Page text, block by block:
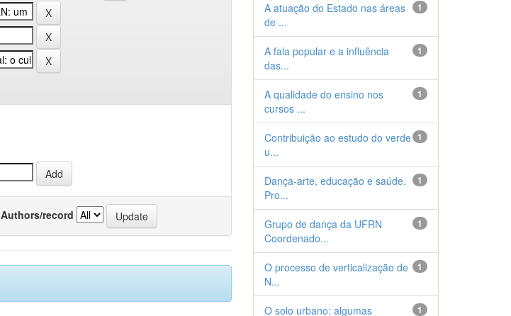
Authors/record
1
A atuação do Estado nas áreas
de ...
1
A fala popular e a influência
das...
1
A qualidade do ensino nos
cursos ...
1
Contribuição ao estudo do verde
u...
1
Dança-arte, educação e saúde.
Pro...
1
Grupo de dança da UFRN
Coordenado...
1
O processo de verticalização de
N...
1
O solo urbano: algumas